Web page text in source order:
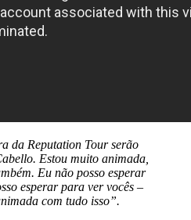
da Reputation Tour serão
Estou muito animada,
Eu não posso esperar
esperar para ver vocês –
com tudo isso”.